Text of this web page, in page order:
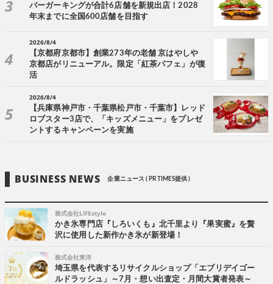
バーガーキングが合計6店舗を新規出店！2028
年末までに全国600店舗を目指す
2026/8/4
【京都府京都市】創業273年の老舗 京はやしや
京都店がリニューアル。限定「紅茶パフェ」が復
活
2026/8/4
【兵庫県神戸市・千葉県松戸市・千葉市】レッド
ロブスター3店で、「キッズメニュー」をプレゼ
ントするキャンペーンを実施
BUSINESS NEWS 企業ニュース ( PR TIMES提供 )
株式会社LIFEstyle
かき氷専門店『しろいくも』北千里より『果実蜜』を贅
沢に使用した新作かき氷が新登場！
株式会社東洋
埼玉県を代表するリサイクルショップ「エブリデイゴー
ルドラッシュ」～7月・想い出査定・月間大賞者発表～